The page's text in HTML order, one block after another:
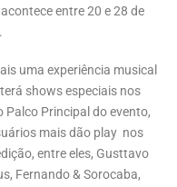
entre 20 e 28 de
uma experiência musical
shows especiais nos
Principal do evento,
mais dão play nos
entre eles, Gusttavo
Fernando & Sorocaba,